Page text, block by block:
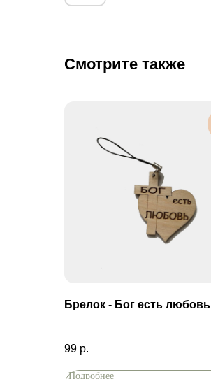
Смотрите также
Брелок - Бог есть любовь
99 р.
Подробнее